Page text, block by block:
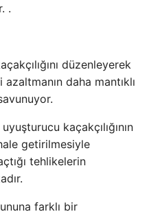
.
düzenleyerek
daha mantıklı
kaçakçılığının
getirilmesiyle
tehlikelerin
farklı bir